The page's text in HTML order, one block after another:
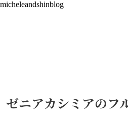
micheleandshinblog
ゼニアカシミアのフ